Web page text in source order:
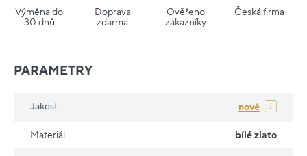
Výměna do
30 dnů
Doprava
zdarma
Ověřeno
zákazníky
Česká firma
PARAMETRY
Jakost nové
Materiál bílé zlato